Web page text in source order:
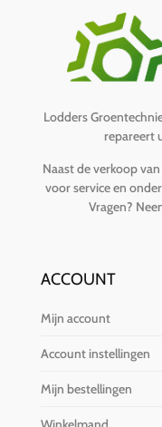
Lodders
repareert
Naast de verkoop
voor service en
Vragen?
ACCOUNT
Mijn account
Account instellingen
Mijn bestellingen